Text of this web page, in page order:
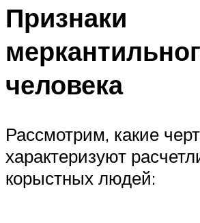
Признаки
человека
Рассмотрим, какие
характеризуют
корыстных людей: